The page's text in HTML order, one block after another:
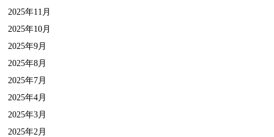
2025年11月
2025年10月
2025年9月
2025年8月
2025年7月
2025年4月
2025年3月
2025年2月